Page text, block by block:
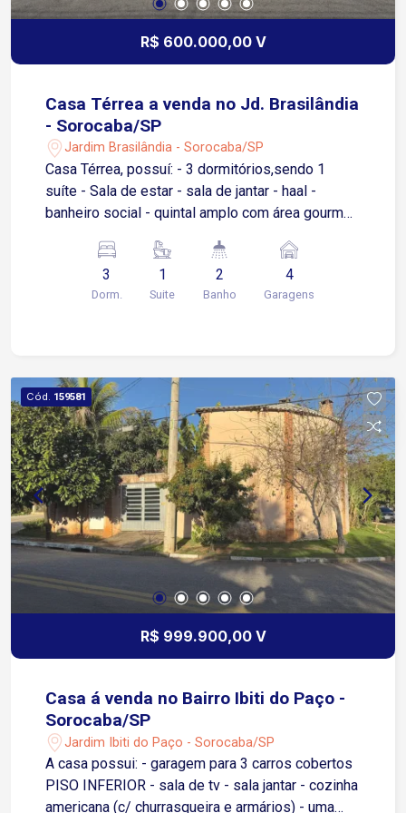
R$ 600.000,00 V
Casa Térrea a venda no Jd. Brasilândia
- Sorocaba/SP
Jardim Brasilândia - Sorocaba/SP
Casa Térrea, possuí: - 3 dormitórios,sendo 1
suíte - Sala de estar - sala de jantar - haal -
banheiro social - quintal amplo com área gourmet
porão - 3 vagas de garagem cobertas - 1 vaga de
garagem descoberta Observação: quintal muito
amplo possibilitando até 10 vagas de garagem.
3
Dorm.
1
Suite
2
Banho
4
Garagens
Cód. 159581
R$ 999.900,00 V
Casa á venda no Bairro Ibiti do Paço -
Sorocaba/SP
Jardim Ibiti do Paço - Sorocaba/SP
A casa possui: - garagem para 3 carros cobertos
PISO INFERIOR - sala de tv - sala jantar - cozinha
americana (c/ churrasqueira e armários) - uma